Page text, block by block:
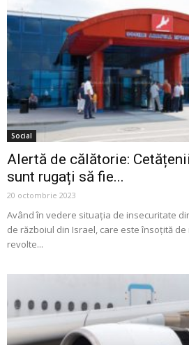
Social
Alertă de călătorie:
sunt rugați să fie...
20 octombrie 2023
Având în vedere situația de insecuritate
de războiul din Israel, care este însoțită
revolte...